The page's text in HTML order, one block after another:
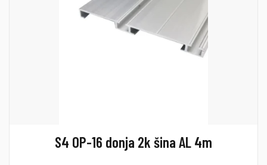
S4 OP-16 donja 2k šina AL 4m